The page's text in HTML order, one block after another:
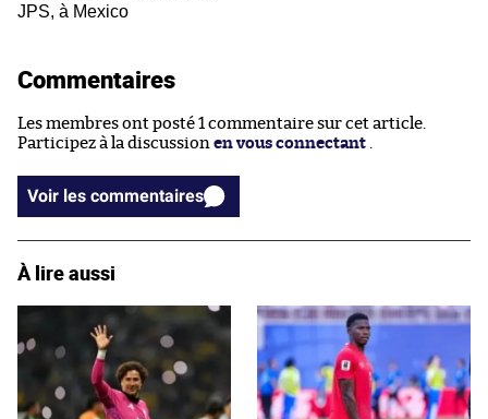
JPS, à Mexico
Commentaires
Les membres ont posté 1 commentaire sur cet article.
Participez à la discussion en vous connectant
Voir les commentaires
À lire aussi